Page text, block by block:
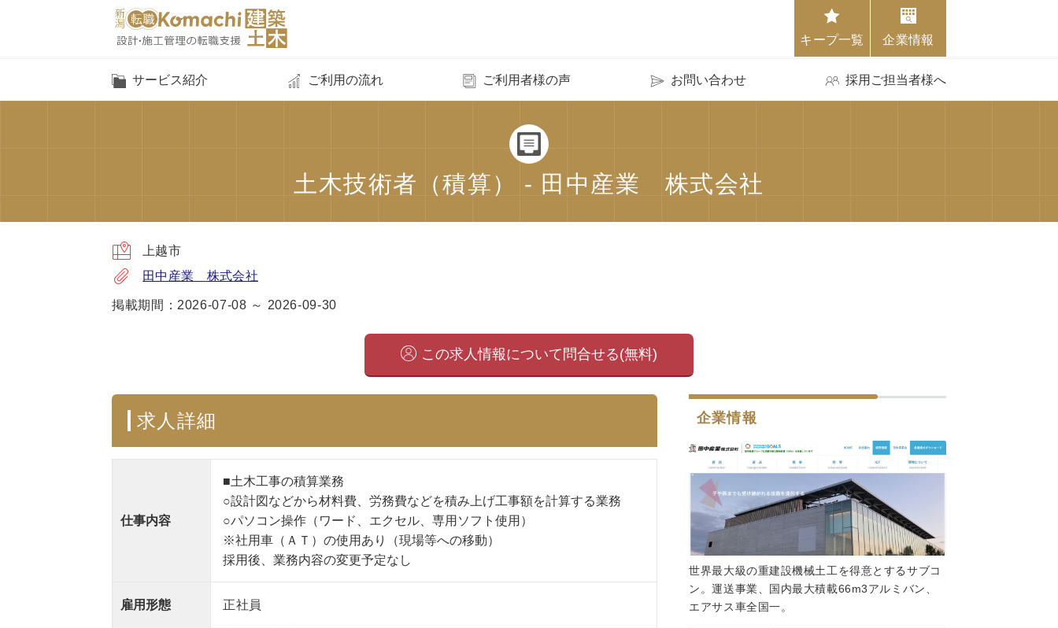
キープ一覧 企業情報
サービス紹介 ご利用の流れ ご利用者様の声 お問い合わせ 採用ご担当者様へ
土木技術者（積算） - 田中産業 株式会社
上越市
田中産業 株式会社
掲載期間：2026-07-08 ～ 2026-09-30
この求人情報について問合せる(無料)
求人詳細
仕事内容
■土木工事の積算業務
○設計図などから材料費、労務費などを積み上げ工事額を計算する業務
○パソコン操作（ワード、エクセル、専用ソフト使用）
※社用車（ＡＴ）の使用あり（現場等への移動）
採用後、業務内容の変更予定なし
雇用形態 正社員
企業情報
世界最大級の重建設機械土工を得意とするサブコ
ン。運送事業、国内最大積載66m3アルミバン、
エアサス車全国一。